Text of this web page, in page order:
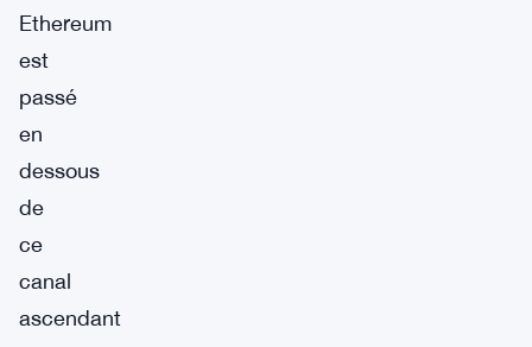
Ethereum
est
passé
en
dessous
de
ce
canal
ascendant